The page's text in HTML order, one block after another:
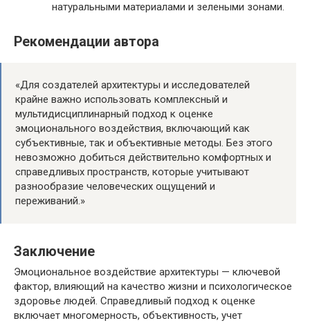
натуральными материалами и зелеными зонами.
Рекомендации автора
«Для создателей архитектуры и исследователей
крайне важно использовать комплексный и
мультидисциплинарный подход к оценке
эмоционального воздействия, включающий как
субъективные, так и объективные методы. Без этого
невозможно добиться действительно комфортных и
справедливых пространств, которые учитывают
разнообразие человеческих ощущений и
переживаний.»
Заключение
Эмоциональное воздействие архитектуры — ключевой
фактор, влияющий на качество жизни и психологическое
здоровье людей. Справедливый подход к оценке
включает многомерность, объективность, учет